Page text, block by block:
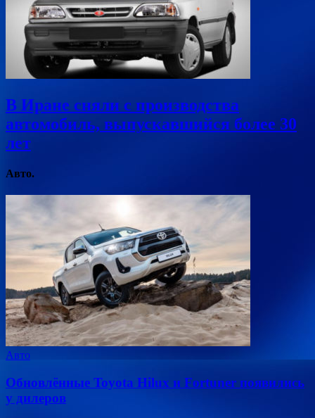
В Иране сняли с производства
автомобиль, выпускавшийся более 30
лет
Авто.
Авто
Обновлённые Toyota Hilux и Fortuner появились
у дилеров